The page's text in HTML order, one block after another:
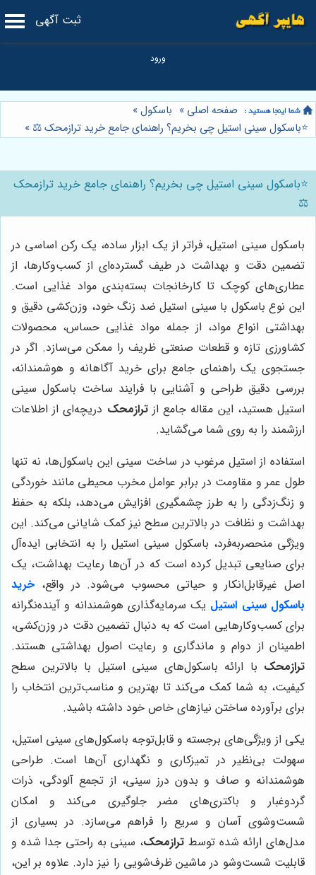
ثبت آگهی
صفحه اصلی » باسکول»
⭐️باسکول سینی استیل چی بخریم؟ راهنمای جامع خرید ترازمحک ⚖️ »
⭐️باسکول سینی استیل چی بخریم؟ راهنمای جامع خرید ترازمحک
⚖️
باسکول سینی استیل، فراتر از یک ابزار ساده، یک رکن اساسی در
تضمین دقت و بهداشت در طیف گسترده‌ای از کسب‌وکارها، از
عطاری‌های کوچک تا کارخانجات بسته‌بندی مواد غذایی است.
این نوع باسکول با سینی استیل ضد زنگ خود، وزن‌کشی دقیق و
بهداشتی انواع مواد، از جمله مواد غذایی حساس، محصولات
کشاورزی تازه و قطعات صنعتی ظریف را ممکن می‌سازد. اگر در
جستجوی یک راهنمای جامع برای خرید آگاهانه و هوشمندانه،
بررسی دقیق طراحی و آشنایی با فرایند ساخت باسکول سینی
استیل هستید، این مقاله جامع ازترازمحک دریچه‌ای از اطلاعات
ارزشمند را به روی شما می‌گشاید.
استفاده از استیل مرغوب در ساخت سینی این باسکول‌ها، نه تنها
طول عمر و مقاومت در برابر عوامل مخرب محیطی مانند خوردگی
و زنگ‌زدگی را به طرز چشمگیری افزایش می‌دهد، بلکه به حفظ
بهداشت و نظافت در بالاترین سطح نیز کمک شایانی می‌کند. این
ویژگی منحصربه‌فرد، باسکول سینی استیل را به انتخابی ایده‌آل
برای صنایعی تبدیل کرده است که در آن‌ها رعایت بهداشت، یک
اصل غیرقابل‌انکار و حیاتی محسوب می‌شود. در واقع، خرید
باسکول سینی استیل یک سرمایه‌گذاری هوشمندانه و آینده‌نگرانه
برای کسب‌وکارهایی است که به دنبال تضمین دقت در وزن‌کشی،
اطمینان از دوام و ماندگاری و رعایت اصول بهداشتی هستند.
ترازمحک با ارائه باسکول‌های سینی استیل با بالاترین سطح
کیفیت، به شما کمک می‌کند تا بهترین و مناسب‌ترین انتخاب را
برای برآورده ساختن نیازهای خاص خود داشته باشید.
یکی از ویژگی‌های برجسته و قابل‌توجه باسکول‌های سینی استیل،
سهولت بی‌نظیر در تمیزکاری و نگهداری آن‌ها است. طراحی
هوشمندانه و صاف و بدون درز سینی، از تجمع آلودگی، ذرات
گردوغبار و باکتری‌های مضر جلوگیری می‌کند و امکان
شست‌وشوی آسان و سریع را فراهم می‌سازد. در بسیاری از
مدل‌های ارائه شده توسط ترازمحک، سینی به راحتی جدا شده و
قابلیت شست‌وشو در ماشین ظرف‌شویی را نیز دارد. علاوه بر این،